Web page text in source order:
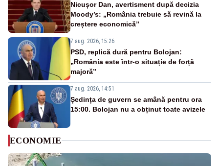
Nicușor Dan, avertisment după decizia
Moody’s: „România trebuie să revină la
creștere economică”
7 aug. 2026, 15:26
PSD, replică dură pentru Bolojan:
„România este într-o situație de forță
majoră”
7 aug. 2026, 14:51
Ședința de guvern se amână pentru ora
15:00. Bolojan nu a obținut toate avizele
ECONOMIE